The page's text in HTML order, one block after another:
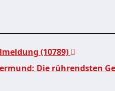
(10789)
Die rührendsten